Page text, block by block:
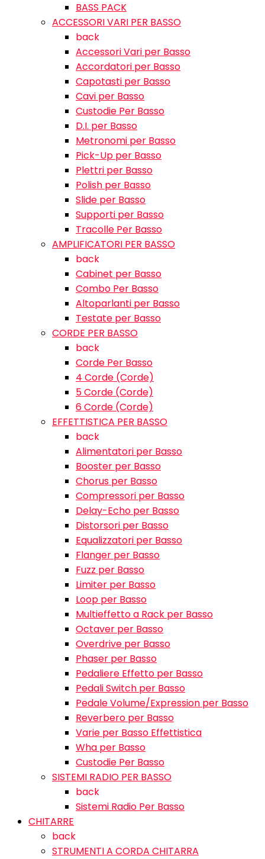
BASS PACK
ACCESSORI VARI PER BASSO
back
Accessori Vari per Basso
Accordatori per Basso
Capotasti per Basso
Cavi per Basso
Custodie Per Basso
D.I. per Basso
Metronomi per Basso
Pick-Up per Basso
Plettri per Basso
Polish per Basso
Slide per Basso
Supporti per Basso
Tracolle Per Basso
AMPLIFICATORI PER BASSO
back
Cabinet per Basso
Combo Per Basso
Altoparlanti per Basso
Testate per Basso
CORDE PER BASSO
back
Corde Per Basso
4 Corde (Corde)
5 Corde (Corde)
6 Corde (Corde)
EFFETTISTICA PER BASSO
back
Alimentatori per Basso
Booster per Basso
Chorus per Basso
Compressori per Basso
Delay-Echo per Basso
Distorsori per Basso
Equalizzatori per Basso
Flanger per Basso
Fuzz per Basso
Limiter per Basso
Loop per Basso
Multieffetto a Rack per Basso
Octaver per Basso
Overdrive per Basso
Phaser per Basso
Pedaliere Effetto per Basso
Pedali Switch per Basso
Pedale Volume/Expression per Basso
Reverbero per Basso
Varie per Basso Effettistica
Wha per Basso
Custodie Per Basso
SISTEMI RADIO PER BASSO
back
Sistemi Radio Per Basso
CHITARRE
back
STRUMENTI A CORDA CHITARRA